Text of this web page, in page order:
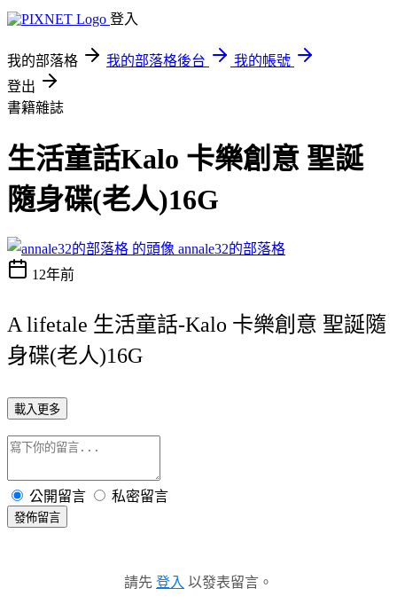
登入
我的部落格 我的部落格後台
我的帳號
登出
書籍雜誌
生活童話Kalo 卡樂創意 聖誕
隨身碟(老人)16G
annale32的部落格
12年前
A lifetale 生活童話-Kalo 卡樂創意 聖誕隨
身碟(老人)16G
載入更多
公開留言 私密留言
發佈留言
請先 登入 以發表留言。